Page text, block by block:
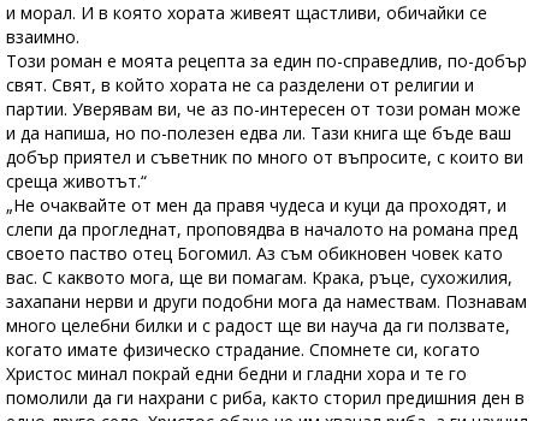
и морал. И в която хората живеят щастливи, обичайки се
взаимно.
Този роман е моята рецепта за един по-справедлив, по-добър
свят. Свят, в който хората не са разделени от религии и
партии. Уверявам ви, че аз по-интересен от този роман може
и да напиша, но по-полезен едва ли. Тази книга ще бъде ваш
добър приятел и съветник по много от въпросите, с които ви
среща животът.“
„Не очаквайте от мен да правя чудеса и куци да проходят, и
слепи да прогледнат, проповядва в началото на романа пред
своето паство отец Богомил. Аз съм обикновен човек като
вас. С каквото мога, ще ви помагам. Крака, ръце, сухожилия,
захапани нерви и други подобни мога да намествам. Познавам
много целебни билки и с радост ще ви науча да ги ползвате,
когато имате физическо страдание. Спомнете си, когато
Христос минал покрай едни бедни и гладни хора и те го
помолили да ги нахрани с риба, както сторил предишния ден в